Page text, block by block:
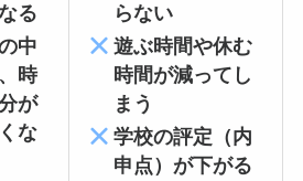
る
中
時
が
な
らない
遊ぶ時間や休む
時間が減ってし
まう
学校の評定（内
申点）が下がる